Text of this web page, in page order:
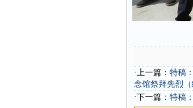
·上一篇： 特稿
念馆祭拜先烈（
·下一篇： 特稿